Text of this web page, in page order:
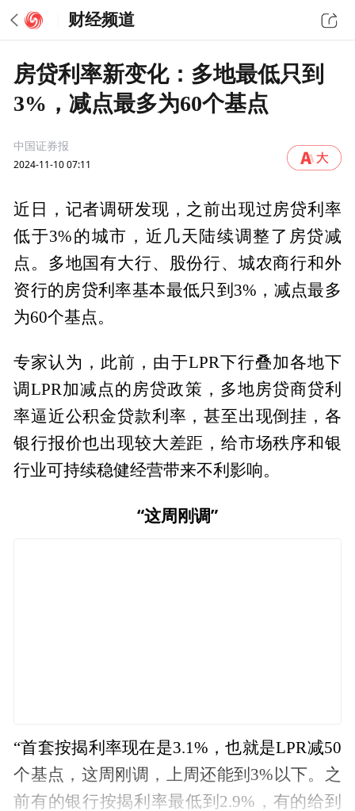
财经频道
房贷利率新变化：多地最低只到
3%，减点最多为60个基点
中国证券报
2024-11-10 07:11
近日，记者调研发现，之前出现过房贷利率
低于3%的城市，近几天陆续调整了房贷减
点。多地国有大行、股份行、城农商行和外
资行的房贷利率基本最低只到3%，减点最多
为60个基点。
专家认为，此前，由于LPR下行叠加各地下
调LPR加减点的房贷政策，多地房贷商贷利
率逼近公积金贷款利率，甚至出现倒挂，各
银行报价也出现较大差距，给市场秩序和银
行业可持续稳健经营带来不利影响。
“这周刚调”
“首套按揭利率现在是3.1%，也就是LPR减50
个基点，这周刚调，上周还能到3%以下。之
前有的银行按揭利率最低到2.9%，有的给到